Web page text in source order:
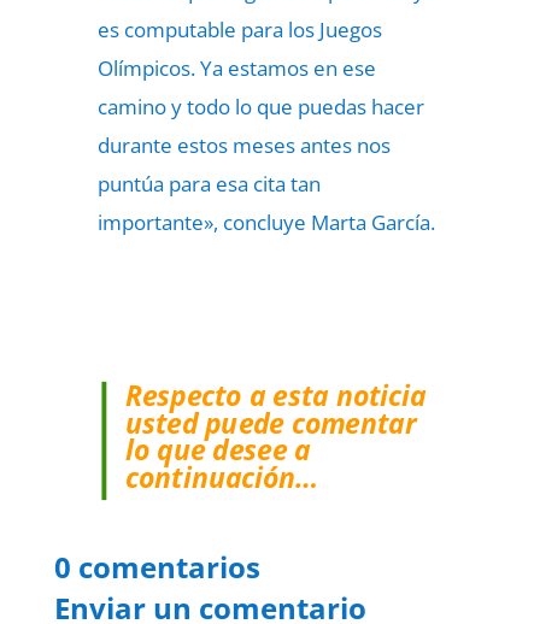
es computable para los Juegos
Olímpicos. Ya estamos en ese
camino y todo lo que puedas hacer
durante estos meses antes nos
puntúa para esa cita tan
importante», concluye Marta García.
Respecto a esta noticia
usted puede comentar
lo que desee a
continuación…
0 comentarios
Enviar un comentario